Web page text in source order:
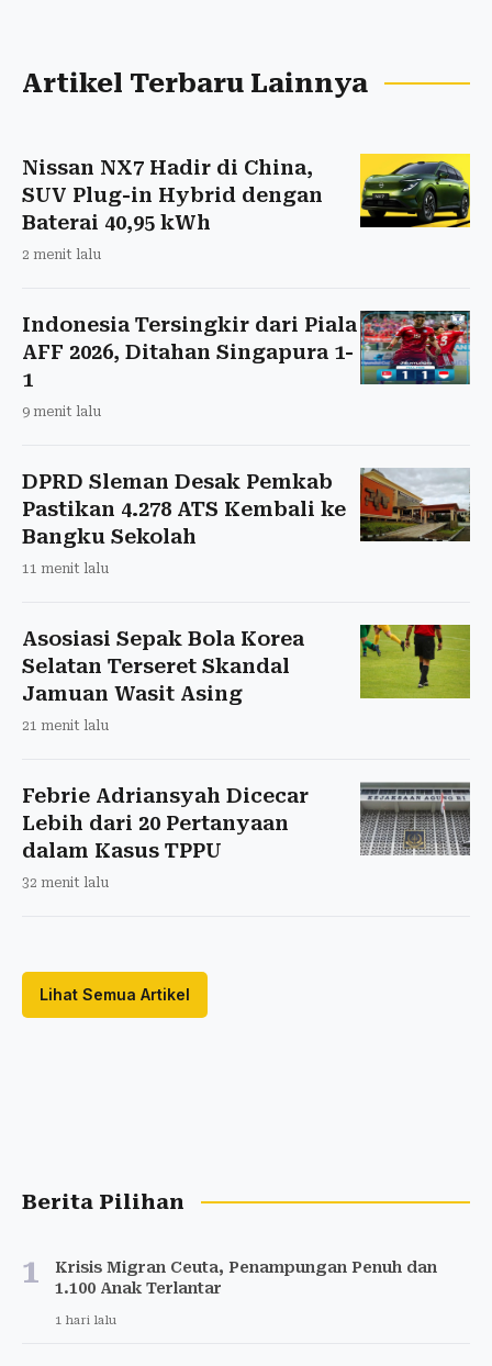
Artikel Terbaru Lainnya
Nissan NX7 Hadir di China,
SUV Plug-in Hybrid dengan
Baterai 40,95 kWh
2 menit lalu
Indonesia Tersingkir dari Piala
AFF 2026, Ditahan Singapura 1-
1
9 menit lalu
DPRD Sleman Desak Pemkab
Pastikan 4.278 ATS Kembali ke
Bangku Sekolah
11 menit lalu
Asosiasi Sepak Bola Korea
Selatan Terseret Skandal
Jamuan Wasit Asing
21 menit lalu
Febrie Adriansyah Dicecar
Lebih dari 20 Pertanyaan
dalam Kasus TPPU
32 menit lalu
Lihat Semua Artikel
Berita Pilihan
1
Krisis Migran Ceuta, Penampungan Penuh dan
1.100 Anak Terlantar
1 hari lalu